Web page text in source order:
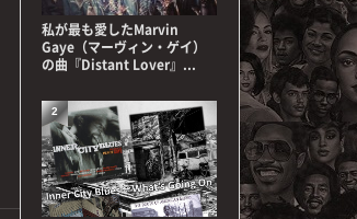
私が最も愛したMarvin
Gaye（マーヴィン・ゲイ）
の曲『Distant Lover』...
2